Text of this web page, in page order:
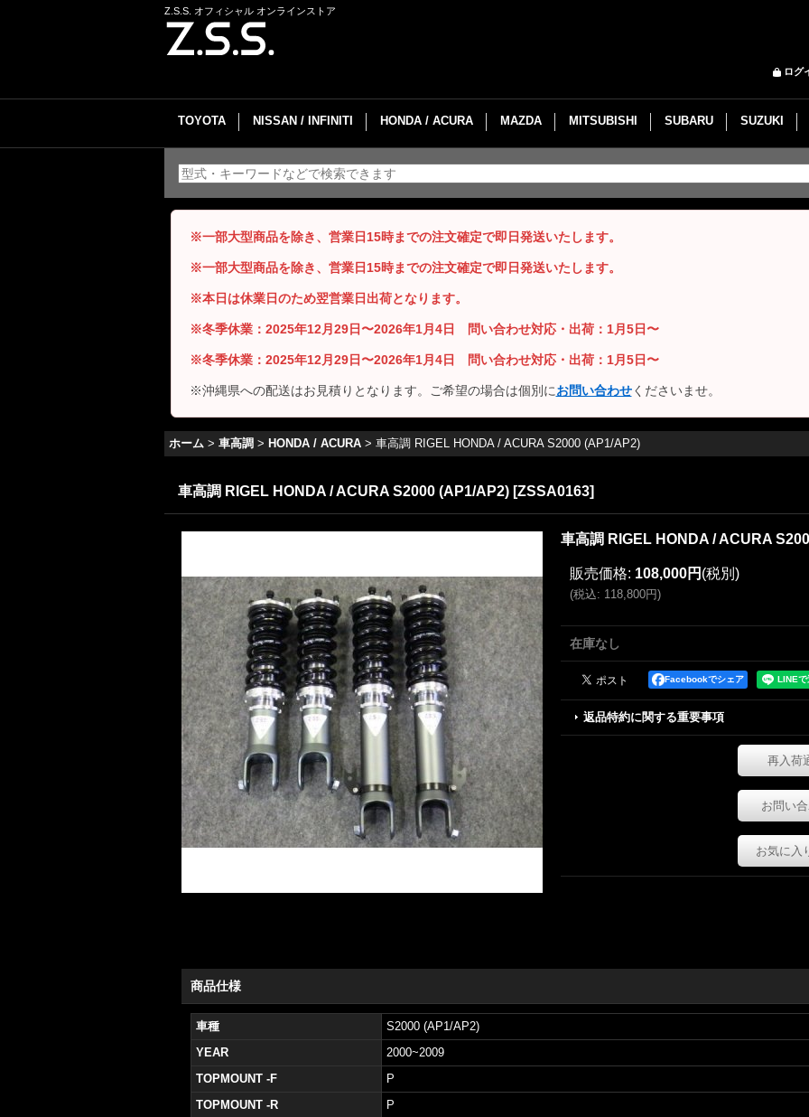
Z.S.S. オフィシャル オンラインストア
ログ
TOYOTA NISSAN / INFINITI HONDA / ACURA MAZDA MITSUBISHI SUBARU SUZUKI
※一部大型商品を除き、営業日15時までの注文確定で即日発送いたします。
※一部大型商品を除き、営業日15時までの注文確定で即日発送いたします。
※本日は休業日のため翌営業日出荷となります。
※冬季休業：2025年12月29日〜2026年1月4日 問い合わせ対応・出荷：1月5日〜
※冬季休業：2025年12月29日〜2026年1月4日 問い合わせ対応・出荷：1月5日〜
※沖縄県への配送はお見積りとなります。ご希望の場合は個別にお問い合わせくださいませ。
ホーム > 車高調 > HONDA / ACURA > 車高調 RIGEL HONDA / ACURA S2000 (AP1/AP2)
車高調 RIGEL HONDA / ACURA S2000 (AP1/AP2) [ZSSA0163]
車高調 RIGEL HONDA / ACURA
販売価格: 108,000円 (税別)
(税込: 118,800円)
在庫なし
Facebookでシェア
返品特約に関する重要事項
再入荷
お問い
お気に入
商品仕様
車種
S2000 (AP1/AP2)
YEAR
2000~2009
TOPMOUNT -F
P
TOPMOUNT -R
P